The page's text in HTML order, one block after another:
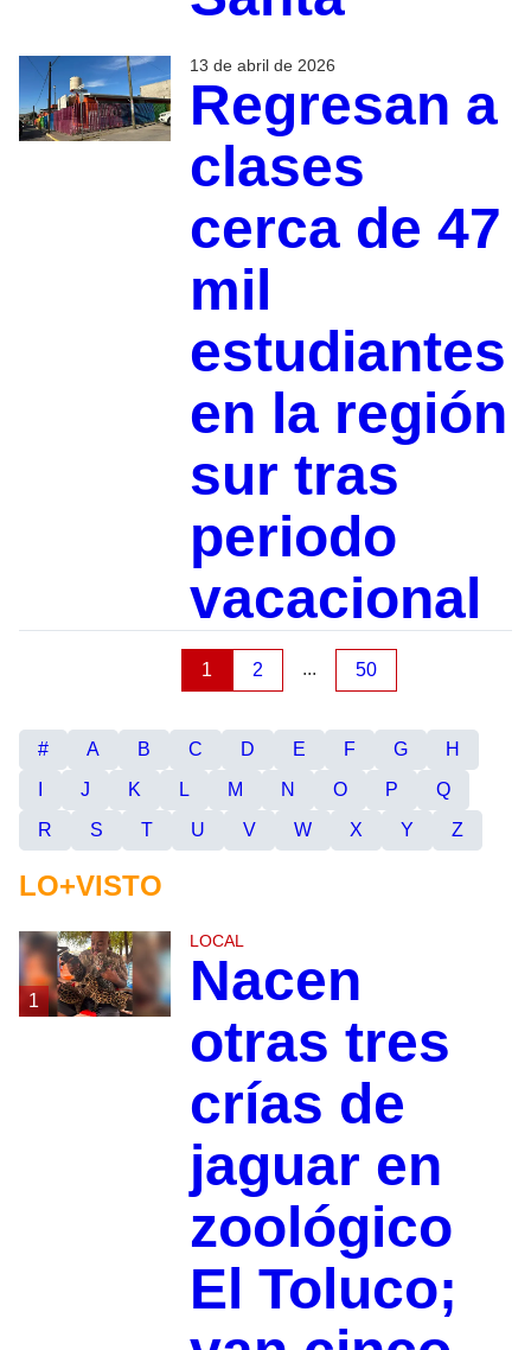
13 de abril de 2026
Regresan a
clases
cerca de 47
mil
estudiantes
en la región
sur tras
periodo
vacacional
1 2 ... 50
# A B C D E F G
H
J K L M N O P
Q
R
S T U V W X Y Z
LO+VISTO
1
LOCAL
Nacen
otras tres
crías de
jaguar en
zoológico
El Toluco;